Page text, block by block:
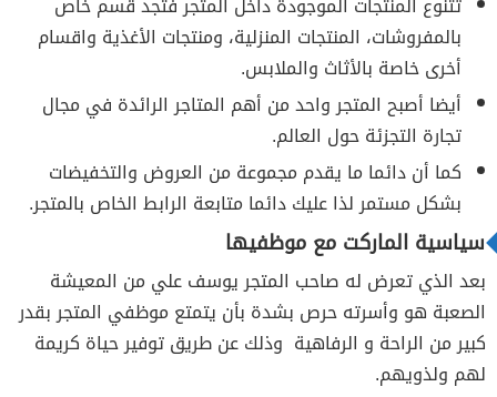
بالمفروشات، المنتجات المنزلية، ومنتجات الأغذية واقسام
أخرى خاصة بالأثاث والملابس.
أيضا أصبح المتجر واحد من أهم المتاجر الرائدة في مجال
تجارة التجزئة حول العالم.
كما أن دائما ما يقدم مجموعة من العروض والتخفيضات
بشكل مستمر لذا عليك دائما متابعة الرابط الخاص بالمتجر.
سياسية الماركت مع موظفيها
بعد الذي تعرض له صاحب المتجر يوسف علي من المعيشة
الصعبة هو وأسرته حرص بشدة بأن يتمتع موظفي المتجر بقدر
كبير من الراحة و الرفاهية وذلك عن طريق توفير حياة كريمة
لهم ولذويهم.